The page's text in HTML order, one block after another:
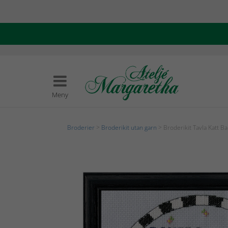
Meny
Broderier Broderikit utan garn > Broderikit Tavla Katt